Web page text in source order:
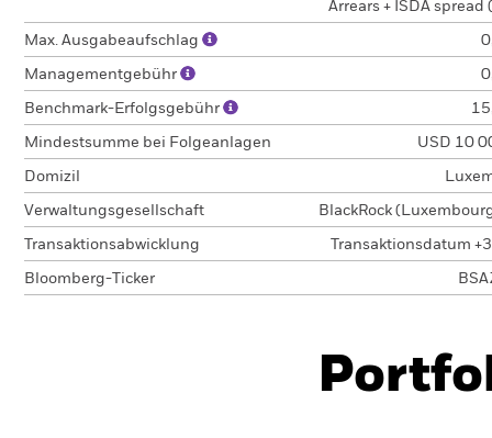
Arrears + ISDA spread
Max. Ausgabeaufschlag
Managementgebühr
Benchmark-Erfolgsgebühr
Mindestsumme bei Folgeanlagen USD 10
Domizil
Verwaltungsgesellschaft BlackRock
Transaktionsabwicklung Transaktionsdatum
Bloomberg-Ticker